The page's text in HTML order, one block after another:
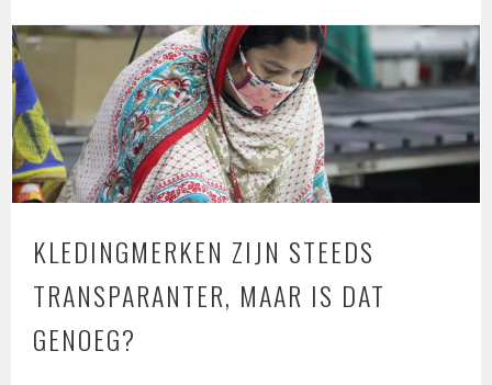
KLEDINGMERKEN ZIJN STEEDS
TRANSPARANTER, MAAR IS DAT
GENOEG?